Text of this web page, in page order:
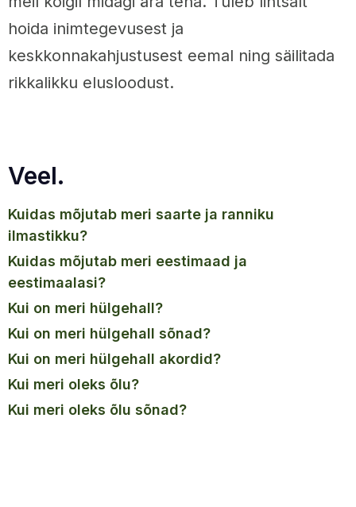
hoida inimtegevusest ja
keskkonnakahjustusest eemal ning säilitada
rikkalikku elusloodust.
Veel.
kuidas mõjutab meri saarte ja ranniku
ilmastikku?
kuidas mõjutab meri eestimaad ja
eestimaalasi?
kui on meri hülgehall?
kui on meri hülgehall sõnad?
kui on meri hülgehall akordid?
kui meri oleks õlu?
kui meri oleks õlu sõnad?